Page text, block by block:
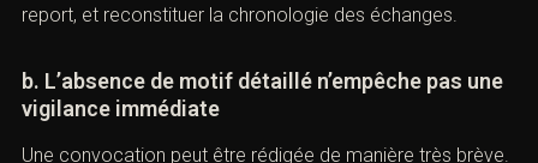
apprécier le cadre procédural, demander sinécessaire
b. L’absence de motif détaillé n’empêche pas
une vigilance immédiate